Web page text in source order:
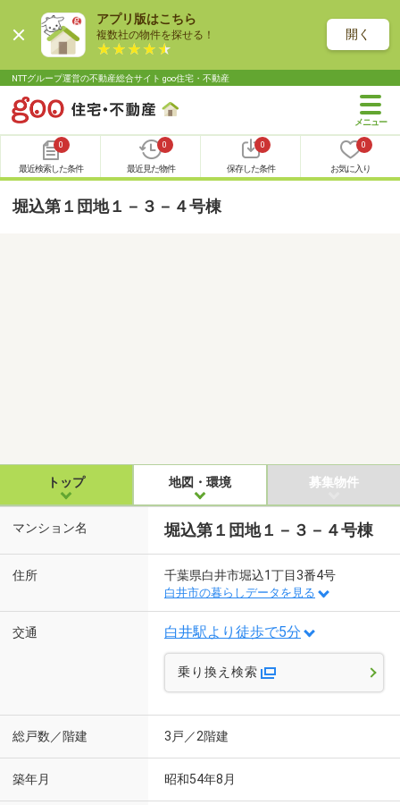
アプリ版はこちら
複数社の物件を探せる！ 開く
NTTグループ運営の不動産総合サイト goo住宅・不動産
0
最近検索した条件
0
最近見た物件
0
保存した条件
0
お気に入り
堀込第１団地１－３－４号棟
トップ 地図・環境 募集物件
マンション名 堀込第１団地１－３－４号棟
住所 千葉県白井市堀込1丁目3番4号
白井市の暮らしデータを見る
交通 白井駅より徒歩で5分
乗り換え検索
総戸数／階建 3戸／2階建
築年月 昭和54年8月